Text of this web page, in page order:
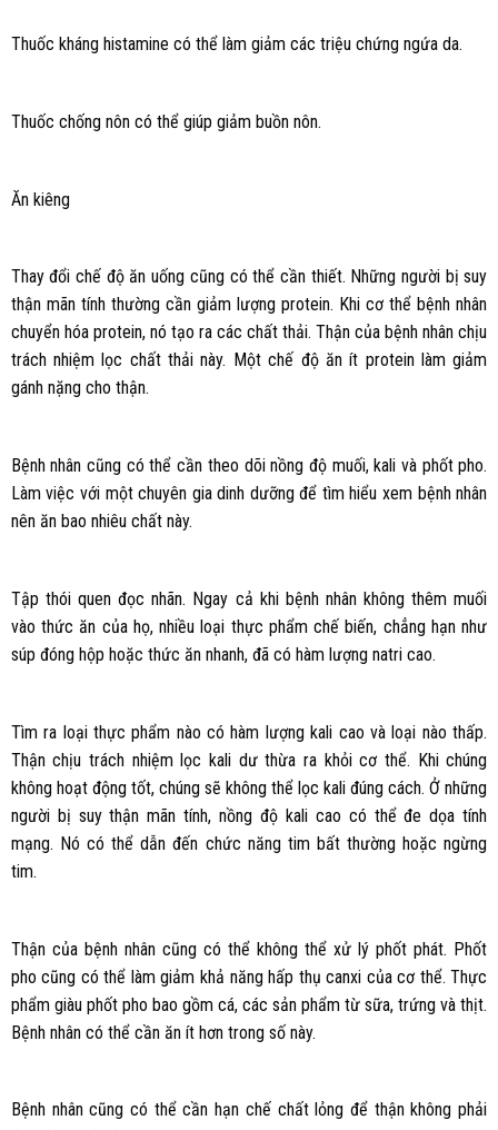
Thuốc kháng histamine có thể làm giảm các triệu chứng ngứa da.
Thuốc chống nôn có thể giúp giảm buồn nôn.
Ăn kiêng
Thay đổi chế độ ăn uống cũng có thể cần thiết. Những người bị suy
thận mãn tính thường cần giảm lượng protein. Khi cơ thể bệnh nhân
chuyển hóa protein, nó tạo ra các chất thải. Thận của bệnh nhân chịu
trách nhiệm lọc chất thải này. Một chế độ ăn ít protein làm giảm
gánh nặng cho thận.
Bệnh nhân cũng có thể cần theo dõi nồng độ muối, kali và phốt pho.
Làm việc với một chuyên gia dinh dưỡng để tìm hiểu xem bệnh nhân
nên ăn bao nhiêu chất này.
Tập thói quen đọc nhãn. Ngay cả khi bệnh nhân không thêm muối
vào thức ăn của họ, nhiều loại thực phẩm chế biến, chẳng hạn như
súp đóng hộp hoặc thức ăn nhanh, đã có hàm lượng natri cao.
Tìm ra loại thực phẩm nào có hàm lượng kali cao và loại nào thấp.
Thận chịu trách nhiệm lọc kali dư thừa ra khỏi cơ thể. Khi chúng
không hoạt động tốt, chúng sẽ không thể lọc kali đúng cách. Ở những
người bị suy thận mãn tính, nồng độ kali cao có thể đe dọa tính
mạng. Nó có thể dẫn đến chức năng tim bất thường hoặc ngừng
tim.
Thận của bệnh nhân cũng có thể không thể xử lý phốt phát. Phốt
pho cũng có thể làm giảm khả năng hấp thụ canxi của cơ thể. Thực
phẩm giàu phốt pho bao gồm cá, các sản phẩm từ sữa, trứng và thịt.
Bệnh nhân có thể cần ăn ít hơn trong số này.
Bệnh nhân cũng có thể cần hạn chế chất lỏng để thận không phải